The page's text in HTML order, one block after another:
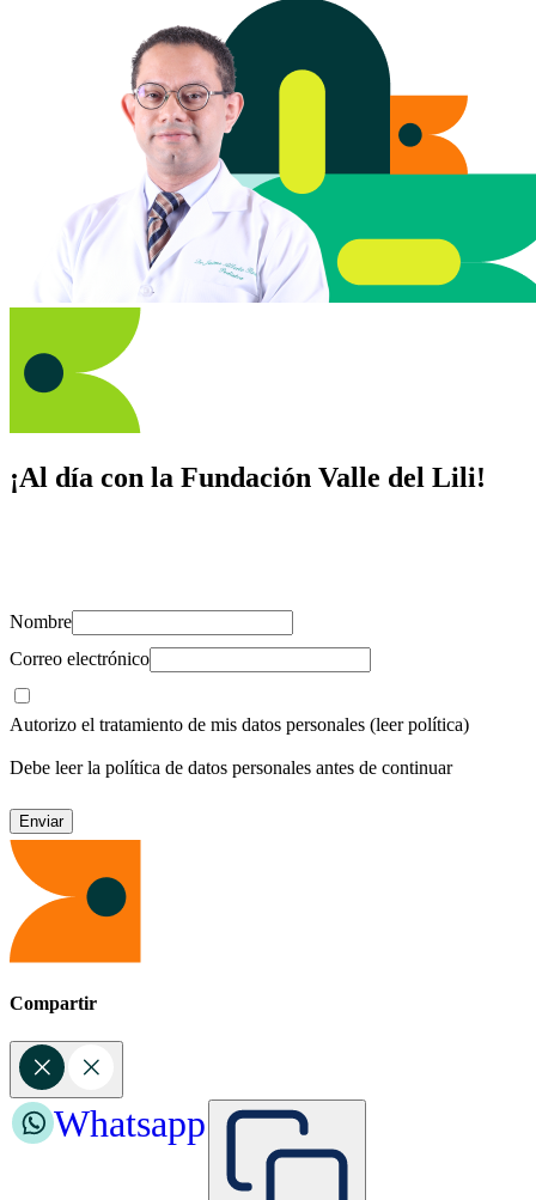
¡Al día con la Fundación Valle del Lili!
Nombre
Correo electrónico
Autorizo el tratamiento de mis datos personales (leer política)
Debe leer la política de datos personales antes de continuar
Compartir
Whatsapp